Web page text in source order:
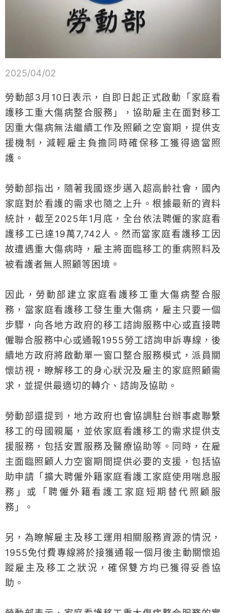
2025/04/02
勞動部3月10日表示，自即日起正式啟動「家庭看
護移工重大傷病整合服務」，協助雇主在面對移工
因重大傷病無法繼續工作及照顧之空窗期，提供支
援機制，減輕雇主負擔同時確保移工獲得適當照
護。
勞動部指出，隨著我國逐步邁入超高齡社會，國內
家庭對於看護的需求也隨之上升。根據最新的資料
統計，截至2025年1月底，全台依法聘僱的家庭看
護移工已達19萬7,742人。然而當家庭看護移工因
故遭遇重大傷病時，雇主將面臨移工的重病照料及
被看護者無人照顧等困境。
因此，勞動部建立家庭看護移工重大傷病整合服
務，當家庭看護移工發生重大傷病，雇主只要一個
步驟，向各地方政府的移工諮詢服務中心或直接聘
僱聯合服務中心或通報1955勞工諮詢申訴專線，後
續地方政府將啟動單一窗口整合服務模式，派員關
懷訪視，瞭解移工的身心狀況及雇主的家庭照顧需
求，並提供最適切的轉介、諮詢及協助。
勞動部還提到，地方政府也會協調駐台辦事處聯繫
移工的母國親屬，並依家庭看護移工的需求提供支
援服務，包括安置服務及醫療協助等。同時，在雇
主面臨照顧人力空窗期間提供必要的支援，包括協
助申請「擴大聘僱外籍家庭看護工家庭使用喘息服
務」或「聘僱外籍看護工家庭短期替代照顧服
務」。
另，為瞭解雇主及移工運用相關服務資源的情況，
1955免付費專線將於接獲通報一個月後主動關懷追
蹤雇主及移工之狀況，確保雙方均已獲得妥善協
助。